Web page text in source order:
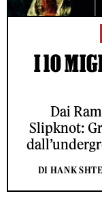
I 10
Dai
Slipknot:
DI HANK